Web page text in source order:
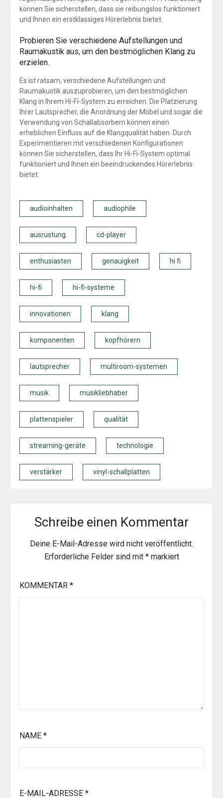
können Sie sicherstellen, dass sie reibungslos funktioniert
und Ihnen ein erstklassiges Hörerlebnis bietet.
Probieren Sie verschiedene Aufstellungen und
Raumakustik aus, um den bestmöglichen Klang zu
erzielen.
Es ist ratsam, verschiedene Aufstellungen und
Raumakustik auszuprobieren, um den bestmöglichen
Klang in Ihrem Hi-Fi-System zu erreichen. Die Platzierung
Ihrer Lautsprecher, die Anordnung der Möbel und sogar die
Verwendung von Schallabsorbern können einen
erheblichen Einfluss auf die Klangqualität haben. Durch
Experimentieren mit verschiedenen Konfigurationen
können Sie sicherstellen, dass Ihr Hi-Fi-System optimal
funktioniert und Ihnen ein beeindruckendes Hörerlebnis
bietet.
audioinhalten audiophile
ausrüstung cd-player
enthusiasten genauigkeit hi fi
hi-fi hi-fi-systeme
innovationen klang
komponenten kopfhörern
lautsprecher multiroom-systemen
musik musikliebhaber
plattenspieler qualität
streaming-geräte technologie
verstärker vinyl-schallplatten
Schreibe einen Kommentar
Deine E-Mail-Adresse wird nicht veröffentlicht.
Erforderliche Felder sind mit *markiert
KOMMENTAR *
NAME *
E-MAIL-ADRESSE *